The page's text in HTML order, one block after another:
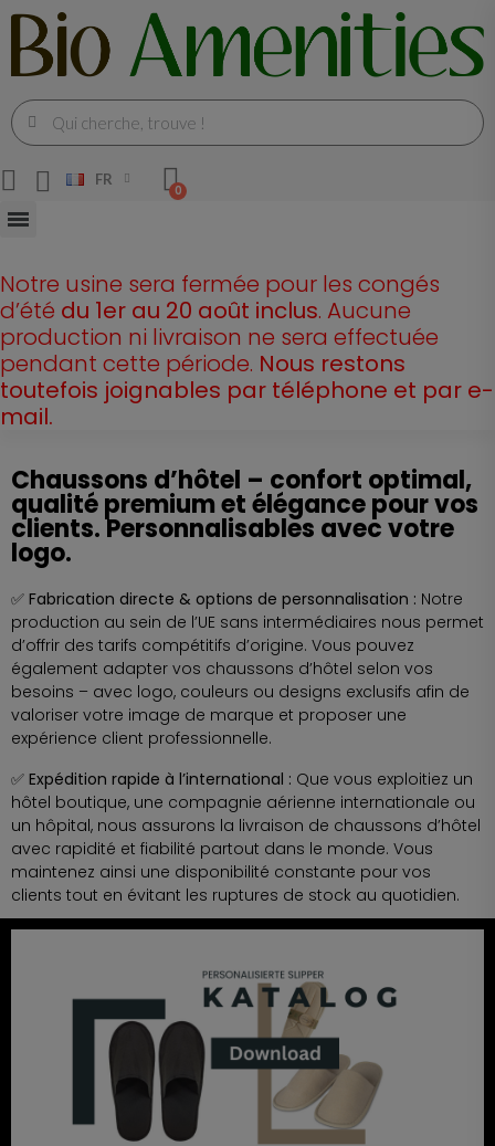
FR
Notre usine sera fermée pour les congés
d’été du 1er au 20 août inclus. Aucune
production ni livraison ne sera effectuée
pendant cette période. Nous restons
toutefois joignables par téléphone et par e-
mail.
Chaussons d’hôtel – confort optimal,
qualité premium et élégance pour vos
clients. Personnalisables avec votre
logo.
✅ Fabrication directe & options de personnalisation : Notre
production au sein de l’UE sans intermédiaires nous permet
d’offrir des tarifs compétitifs d’origine. Vous pouvez
également adapter vos chaussons d’hôtel selon vos
besoins – avec logo, couleurs ou designs exclusifs afin de
valoriser votre image de marque et proposer une
expérience client professionnelle.
✅ Expédition rapide à l’international : Que vous exploitiez un
hôtel boutique, une compagnie aérienne internationale ou
un hôpital, nous assurons la livraison de chaussons d’hôtel
avec rapidité et fiabilité partout dans le monde. Vous
maintenez ainsi une disponibilité constante pour vos
clients tout en évitant les ruptures de stock au quotidien.